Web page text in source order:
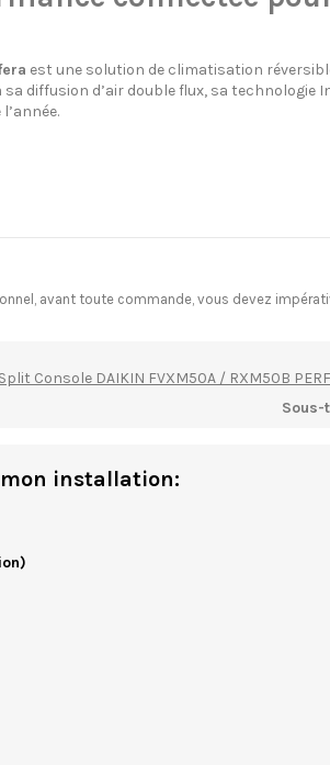
est une solution de climatisation
diffusion d’air double flux, sa
avant toute commande, vous devez
Console DAIKIN FVXM50A / RXM50B
Sous-
mon installation: